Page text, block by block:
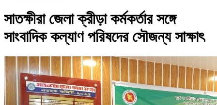
সাতক্ষীরা জেলা ক্রীড়া কর্মকর্তার সঙ্গে
সাংবাদিক কল্যাণ পরিষদের সৌজন্য সাক্ষাৎ